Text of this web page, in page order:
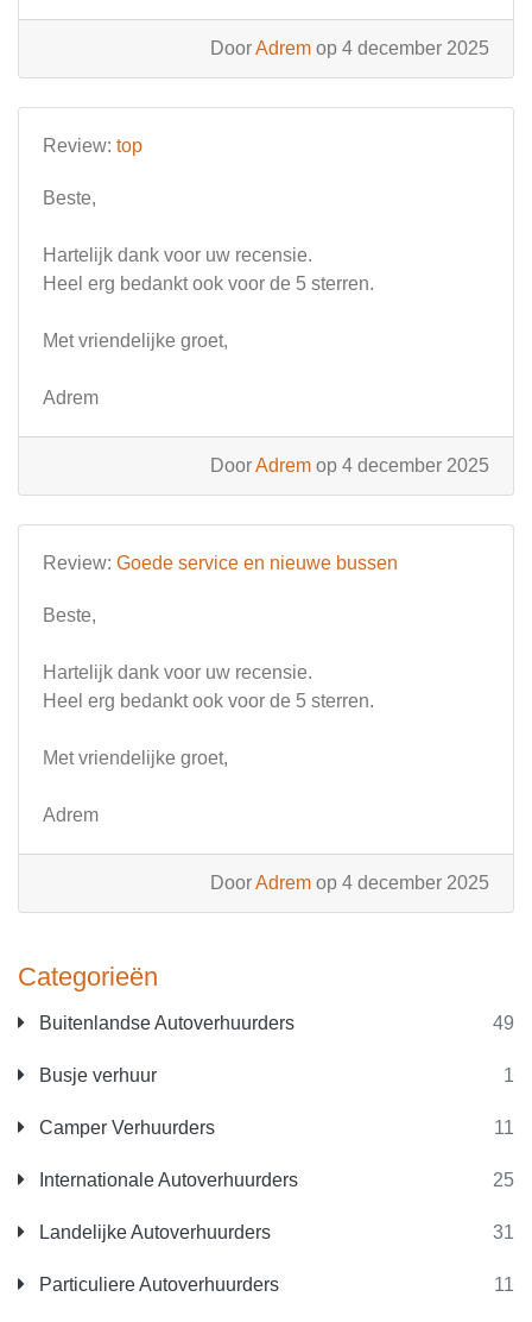
Categorieën
Buitenlandse Autoverhuurders 49
Busje verhuur 1
Camper Verhuurders 11
Internationale Autoverhuurders 25
Landelijke Autoverhuurders 31
Particuliere Autoverhuurders 11
DoorAdrem op 4 december 2025
Review: top
Beste,
Hartelijk dank voor uw recensie.
Heel erg bedankt ook voor de 5 sterren.
Met vriendelijke groet,
Adrem
DoorAdrem op 4 december 2025
Review: Goede service en nieuwe bussen
Beste,
Hartelijk dank voor uw recensie.
Heel erg bedankt ook voor de 5 sterren.
Met vriendelijke groet,
Adrem
DoorAdrem op 4 december 2025